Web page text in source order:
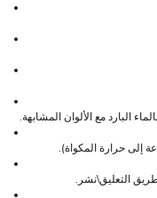
البارد مع الألوان المشابهة.
إلى حرارة المكواة).
التعليق\نشر.